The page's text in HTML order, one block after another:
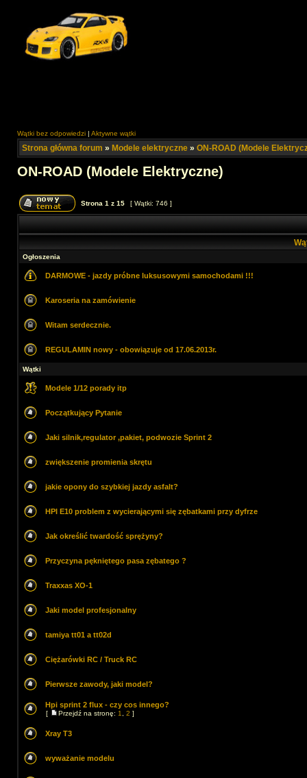
Wątki bez odpowiedzi | Aktywne wątki
Strona główna forum » Modele elektryczne » ON-ROAD (Modele
ON-ROAD (Modele Elektryczne)
Strona 1 z 15 [ Wątki: 746 ]
Ogłoszenia
DARMOWE - jazdy próbne luksusowymi samochodami !!!
Karoseria na zamówienie
Witam serdecznie.
REGULAMIN nowy - obowiązuje od 17.06.2013r.
Wątki
Modele 1/12 porady itp
Początkujący Pytanie
Jaki silnik,regulator ,pakiet, podwozie Sprint 2
zwiększenie promienia skrętu
jakie opony do szybkiej jazdy asfalt?
HPI E10 problem z wycierającymi się zębatkami przy dyfrze
Jak określić twardość sprężyny?
Przyczyna pękniętego pasa zębatego ?
Traxxas XO-1
Jaki model profesjonalny
tamiya tt01 a tt02d
Ciężarówki RC / Truck RC
Pierwsze zawody, jaki model?
Hpi sprint 2 flux - czy cos innego?
[ Przejdź na stronę: 1 2 ]
Xray T3
wyważanie modelu